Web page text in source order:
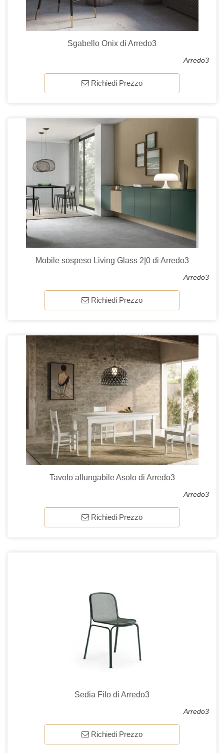
Sgabello Onix di Arredo3
Arredo3
Richiedi Prezzo
Mobile sospeso Living Glass 2|0 di Arredo3
Arredo3
Richiedi Prezzo
Tavolo allungabile Asolo di Arredo3
Arredo3
Richiedi Prezzo
Sedia Filo di Arredo3
Arredo3
Richiedi Prezzo